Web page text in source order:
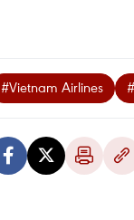
#Vietnam Airlines